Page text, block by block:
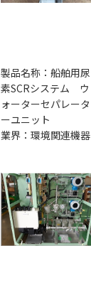
製品名称：船舶用尿
素SCRシステム ウ
ォーターセパレータ
ーユニット
業界：環境関連機器